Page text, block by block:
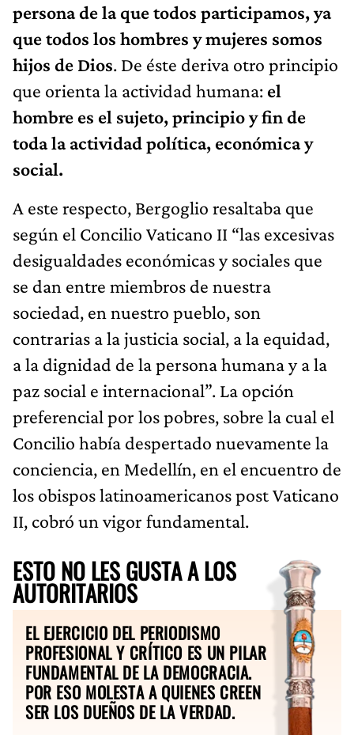
persona de la que todos participamos, ya
que todos los hombres y mujeres somos
hijos de Dios. De éste deriva otro principio
que orienta la actividad humana: el
hombre es el sujeto, principio y fin de
toda la actividad política, económica y
social.
A este respecto, Bergoglio resaltaba que
según el Concilio Vaticano II “las excesivas
desigualdades económicas y sociales que
se dan entre miembros de nuestra
sociedad, en nuestro pueblo, son
contrarias a la justicia social, a la equidad,
a la dignidad de la persona humana y a la
paz social e internacional”. La opción
preferencial por los pobres, sobre la cual el
Concilio había despertado nuevamente la
conciencia, en Medellín, en el encuentro de
los obispos latinoamericanos post Vaticano
II, cobró un vigor fundamental.
ESTO NO LES GUSTA A LOS
AUTORITARIOS
EL EJERCICIO DEL PERIODISMO
PROFESIONAL Y CRÍTICO ES UN PILAR
FUNDAMENTAL DE LA DEMOCRACIA.
POR ESO MOLESTA A QUIENES CREEN
SER LOS DUEÑOS DE LA VERDAD.